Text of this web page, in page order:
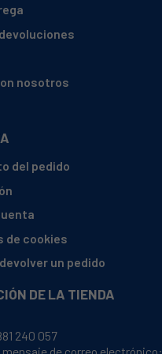
WR11-2 B31 S2895
G31-S2805
WR11B31S2805
nosotros
del pedido
de cookies
un pedido
DE LA TIENDA
240 057